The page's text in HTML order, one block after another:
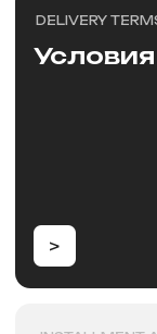
Новости